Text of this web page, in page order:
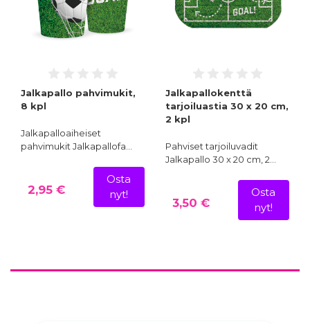
Jalkapallo pahvimukit,
8 kpl
Jalkapalloaiheiset
pahvimukit Jalkapallofa…
2,95 €
Osta
nyt!
Jalkapallokenttä
tarjoiluastia 30 x 20 cm,
2 kpl
Pahviset tarjoiluvadit
Jalkapallo 30 x 20 cm, 2…
3,50 €
Osta
nyt!